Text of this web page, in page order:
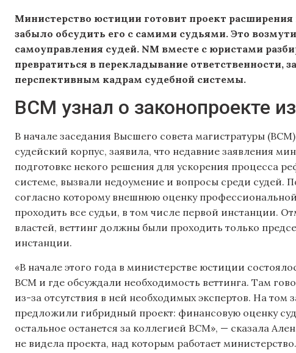
Министерство юстиции готовит проект расширения
забыло обсудить его с самими судьями. Это
самоуправления судей. NM вместе с юристами
превратиться в перекладывание ответственности,
перспективным кадрам судебной системы.
ВСМ узнал о законопроекте
В начале заседания Высшего совета магистратуры
судейский корпус, заявила, что недавние заявления
подготовке некого решения для ускорения процесса
системе, вызвали недоумение и вопросы среди судей.
согласно которому внешнюю оценку
проходить все судьи, в том числе первой инстанции.
властей, веттинг должны были проходить только
инстанции.
«В начале этого года в министерстве юстиции
ВСМ и где обсуждали необходимость веттинга. Там
из-за отсутствия в ней необходимых экспертов. На
предложили гибридный проект: финансовую оценку
остальное останется за коллегией ВСМ», — сказала
не видела проекта, над которым работает министерство.